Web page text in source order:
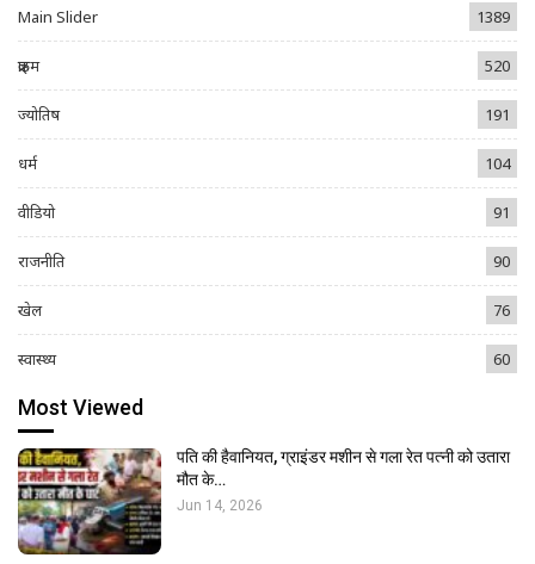
Main Slider 1389
क्राइम 520
ज्योतिष 191
धर्म 104
वीडियो 91
राजनीति 90
खेल 76
स्वास्थ्य 60
Most Viewed
पति की हैवानियत, ग्राइंडर मशीन से गला रेत पत्नी को उतारा
मौत के…
Jun 14, 2026